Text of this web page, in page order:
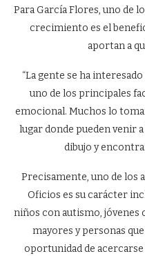
Para García Flores, uno de
crecimiento es el
aportan a
“La gente se ha
uno de los principales
emocional. Muchos lo
lugar donde pueden venir
dibujo y
Precisamente, uno de los
Oficios es su carácter
niños con autismo, jóvenes
mayores y personas
oportunidad de